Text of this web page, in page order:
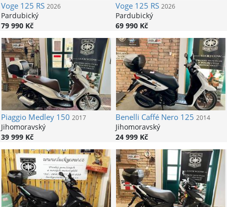
Voge125 RS 2026
Pardubický
79 990 Kč
Voge125 RS 2026
Pardubický
69 990 Kč
PiaggioMedley 150 2017
Jihomoravský
39 999 Kč
Benelli Caffé Nero 125 2014
Jihomoravský
24 999 Kč